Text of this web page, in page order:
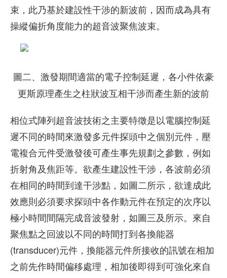
束，此乃基於建設性干涉的新波前，因而成為具有
操縱偏折角度能力的超音波聚焦波束。
圖二、激發期間適當的電子控制延遲，各小件依豪
更斯原理產生之柱狀波互相干涉而產生新的波前
相位式陣列超音波技術之主要特徵是以電腦控制延
遲不同的時間來激發多元件探頭中之個別元件，壓
電複合元件受激發後可產生事先規劃之參數，例如
折射角及焦距等。欲產生建設性干涉，各波前必須
在相同的時間到達干涉點，如圖二所示，欲達成此
效應則必須要求探頭中各作動元件在預定的次序以
極小時間間隔完成音波發射，如圖三及所示。來自
聚焦點之回波以不同的時間打到各換能器
(transducer)元件，換能器元件所接收的訊號在相加
之前先作時間偏移處理，相加後即得到可強化來自